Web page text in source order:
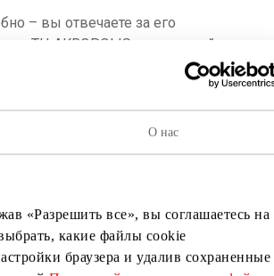
О нас
«Разрешить все», вы соглашаетесь на
какие файлы cookie
браузера и удалив сохраненные
– вы отвечаете за его
ТЦ AKROPOLIS не оставляйте
для этого мест. Посетителям
на детскую игровую площадку,
в вашему питомцу, можно
новый мир вместе с вами!